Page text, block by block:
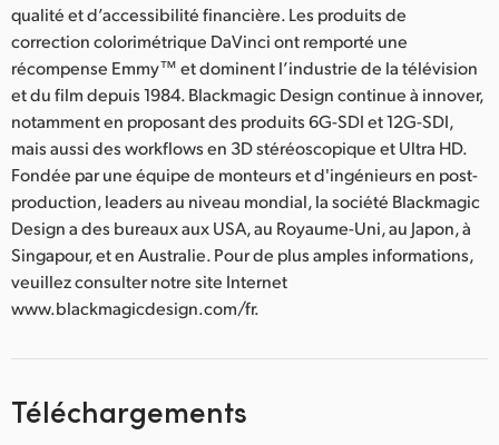
qualité et d’accessibilité financière. Les produits de
correction colorimétrique DaVinci ont remporté une
récompense Emmy™ et dominent l’industrie de la télévision
et du film depuis 1984. Blackmagic Design continue à innover,
notamment en proposant des produits 6G-SDI et 12G-SDI,
mais aussi des workflows en 3D stéréoscopique et Ultra HD.
Fondée par une équipe de monteurs et d'ingénieurs en post-
production, leaders au niveau mondial, la société Blackmagic
Design a des bureaux aux USA, au Royaume-Uni, au Japon, à
Singapour, et en Australie. Pour de plus amples informations,
veuillez consulter notre site Internet
www.blackmagicdesign.com/fr.
Téléchargements